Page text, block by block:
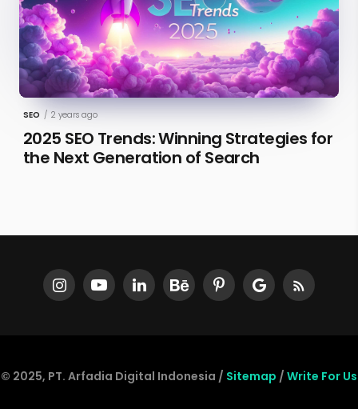
SEO / 2 years ago
2025 SEO Trends: Winning Strategies for
the Next Generation of Search
© 2025, PT. Arfadia Digital Indonesia / Sitemap / Write For Us